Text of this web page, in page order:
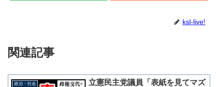
ksl-live!
関連記事
政治・社会
立憲民主党議員「表紙を見てマズ